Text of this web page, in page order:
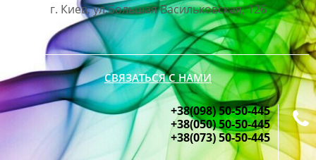
г. Киев, ул.Большая Васильковская, 126
СВЯЗАТЬСЯ С НАМИ
+38(098) 50-50-445
+38(050) 50-50-445
+38(073) 50-50-445